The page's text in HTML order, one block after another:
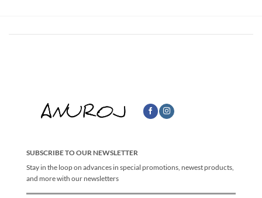
SUBSCRIBE TO OUR NEWSLETTER
Stay in the loop on advances in special promotions, newest products,
and more with our newsletters